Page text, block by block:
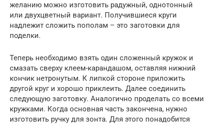
желанию можно изготовить радужный, однотонный
или двухцветный вариант. Получившиеся круги
надлежит сложить пополам – это заготовки для
поделки.
Теперь необходимо взять один сложенный кружок и
смазать сверху клеем-карандашом, оставляя нижний
кончик нетронутым. К липкой стороне приложить
другой круг и хорошо приклеить. Далее соединить
следующую заготовку. Аналогично проделать со всеми
кружками. Когда основная часть закончена, нужно
изготовить ручку для зонта. Для этого понадобится